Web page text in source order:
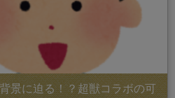
景に迫る！？超獣コラボの可